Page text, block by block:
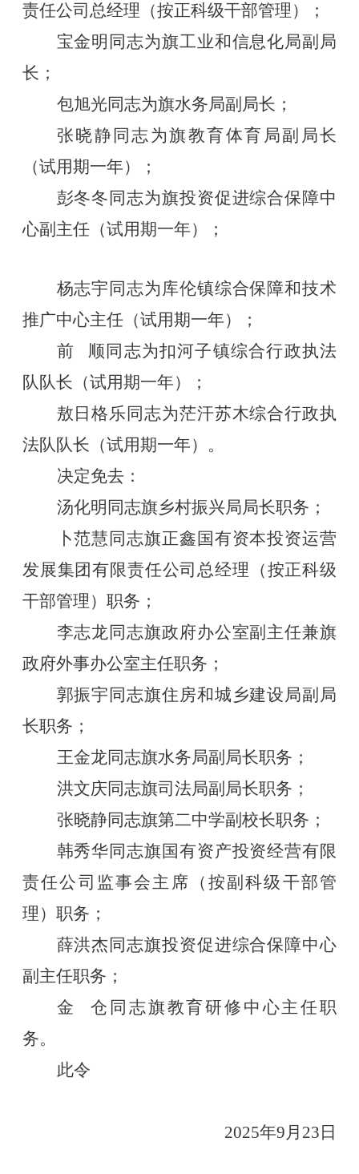
责任公司总经理（按正科级干部管理）；
宝金明同志为旗工业和信息化局副局
长；
包旭光同志为旗水务局副局长；
张晓静同志为旗教育体育局副局长
（试用期一年）；
彭冬冬同志为旗投资促进综合保障中
心副主任（试用期一年）；
杨志宇同志为库伦镇综合保障和技术
推广中心主任（试用期一年）；
前
顺同志为扣河子镇综合行政执法
队队长（试用期一年）；
敖日格乐同志为茫汗苏木综合行政执
法队队长（试用期一年）。
决定免去：
汤化明同志旗乡村振兴局局长职务；
卜范慧同志旗正鑫国有资本投资运营
发展集团有限责任公司总经理（按正科级
干部管理）职务；
李志龙同志旗政府办公室副主任兼旗
政府外事办公室主任职务；
郭振宇同志旗住房和城乡建设局副局
长职务；
王金龙同志旗水务局副局长职务；
洪文庆同志旗司法局副局长职务；
张晓静同志旗第二中学副校长职务；
韩秀华同志旗国有资产投资经营有限
责任公司监事会主席（按副科级干部管
理）职务；
薛洪杰同志旗投资促进综合保障中心
副主任职务；
金
仓同志旗教育研修中心主任职
务。
此令
2025年9月 23 日